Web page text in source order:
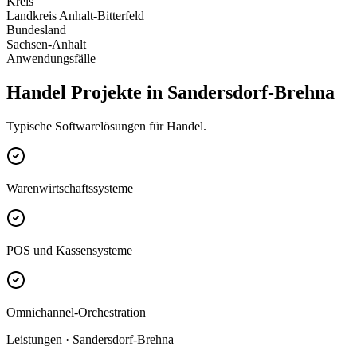
Landkreis Anhalt-Bitterfeld
Bundesland
Sachsen-Anhalt
Anwendungsfälle
Handel Projekte in Sandersdorf-Brehna
Typische Softwarelösungen für Handel.
Warenwirtschaftssysteme
POS und Kassensysteme
Omnichannel-Orchestration
Leistungen · Sandersdorf-Brehna